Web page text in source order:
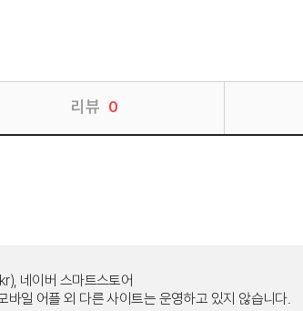
리뷰 0
네이버 스마트스토어
일 어플 외 다른 사이트는 운영하고 있지 않습니다.